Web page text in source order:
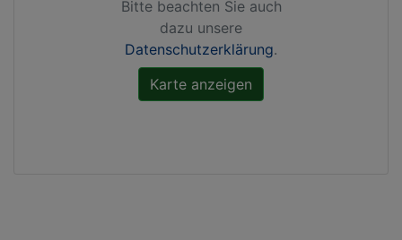
Bitte beachten Sie auch
dazu unsere
Datenschutzerklärung.